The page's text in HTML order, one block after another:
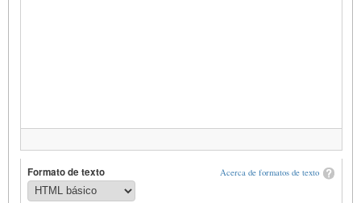
Acerca de formatos de texto
Formato de texto